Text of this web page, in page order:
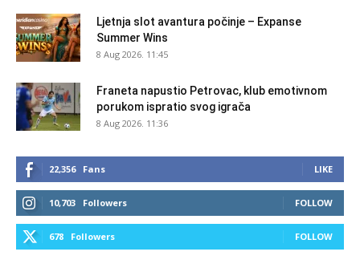
Ljetnja slot avantura počinje – Expanse
Summer Wins
8 Aug 2026. 11:45
Franeta napustio Petrovac, klub emotivnom
porukom ispratio svog igrača
8 Aug 2026. 11:36
22,356 Fans LIKE
10,703 Followers FOLLOW
678 Followers FOLLOW